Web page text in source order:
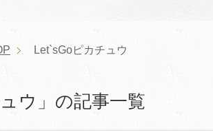
Let`sGoピカチュウ
ウ」の記事一覧